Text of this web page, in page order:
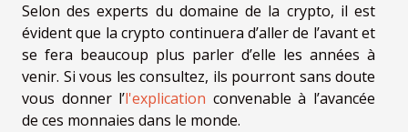
Selon des experts du domaine de la crypto, il est
évident que la crypto continuera d’aller de l’avant et
se fera beaucoup plus parler d’elle les années à
venir. Si vous les consultez, ils pourront sans doute
vous donner l’l'explication convenable à l’avancée
de ces monnaies dans le monde.